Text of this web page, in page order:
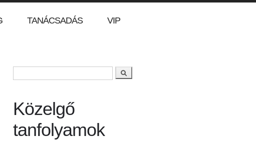
TANÁCSADÁS VIP
Keresés
Közelgő
tanfolyamok